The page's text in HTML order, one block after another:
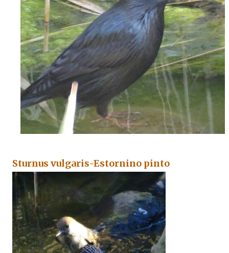
Sturnus vulgaris-Estornino pinto